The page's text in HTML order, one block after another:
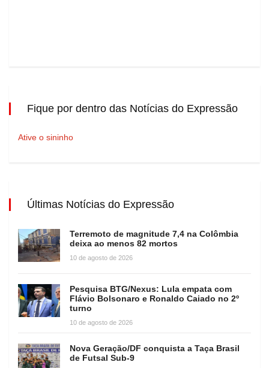
Fique por dentro das Notícias do Expressão
Ative o sininho
Últimas Notícias do Expressão
Terremoto de magnitude 7,4 na Colômbia
deixa ao menos 82 mortos
10 de agosto de 2026
Pesquisa BTG/Nexus: Lula empata com
Flávio Bolsonaro e Ronaldo Caiado no 2º
turno
10 de agosto de 2026
Nova Geração/DF conquista a Taça Brasil
de Futsal Sub-9